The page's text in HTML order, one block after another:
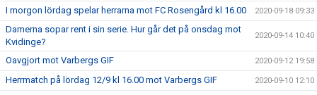
I morgon lördag spelar herrarna mot FC Rosengård kl 16.00 2020-09-18 09:33
Damerna sopar rent i sin serie. Hur går det på onsdag mot
Kvidinge?
2020-09-14 10:40
Oavgjort mot Varbergs GIF 2020-09-12 19:58
Herrmatch på lördag 12/9 kl 16.00 mot Varbergs GIF 2020-09-10 12:10